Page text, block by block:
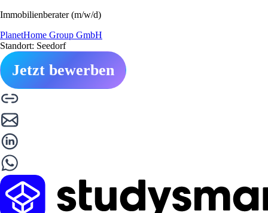
Immobilienberater (m/w/d)
PlanetHome Group GmbH
Standort: Seedorf
Jetzt bewerben